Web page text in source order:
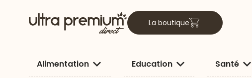
La boutique
Alimentation Education Santé